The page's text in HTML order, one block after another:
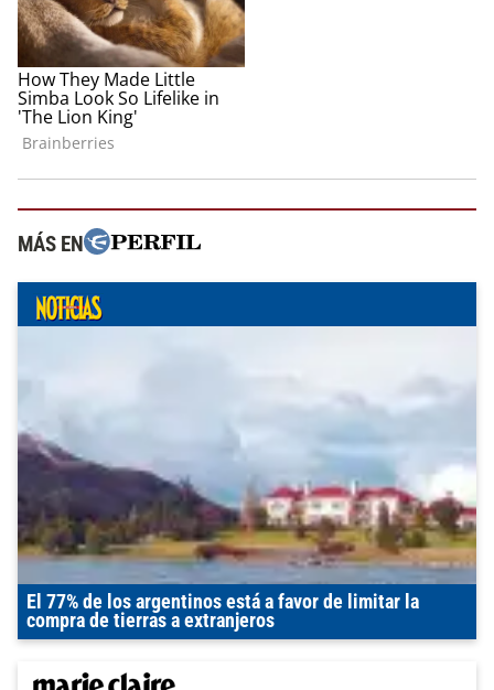
MÁS EN
El 77% de los argentinos está a favor de limitar la
compra de tierras a extranjeros